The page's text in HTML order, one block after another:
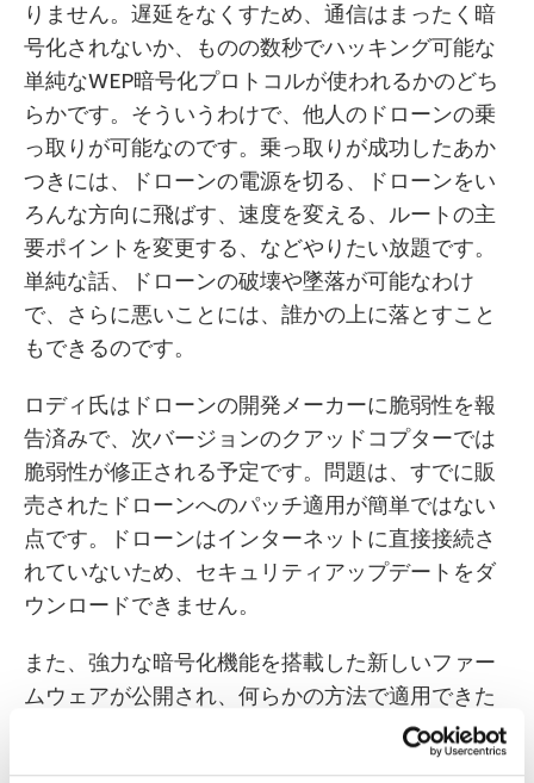
りません。遅延をなくすため、通信はまったく暗
号化されないか、ものの数秒でハッキング可能な
単純なWEP暗号化プロトコルが使われるかのどち
らかです。そういうわけで、他人のドローンの乗
っ取りが可能なのです。乗っ取りが成功したあか
つきには、ドローンの電源を切る、ドローンをい
ろんな方向に飛ばす、速度を変える、ルートの主
要ポイントを変更する、などやりたい放題です。
単純な話、ドローンの破壊や墜落が可能なわけ
で、さらに悪いことには、誰かの上に落とすこと
もできるのです。
ロディ氏はドローンの開発メーカーに脆弱性を報
告済みで、次バージョンのクアッドコプターでは
脆弱性が修正される予定です。問題は、すでに販
売されたドローンへのパッチ適用が簡単ではない
点です。ドローンはインターネットに直接接続さ
れていないため、セキュリティアップデートをダ
ウンロードできません。
また、強力な暗号化機能を搭載した新しいファー
ムウェアが公開され、何らかの方法で適用できた
としても、コマンドの復号にはある程度の時間が
必要となるため、ドローンの動きは鈍くなるでし